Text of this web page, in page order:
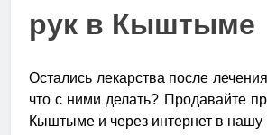
рук в Кыштыме
Остались лекарства после
что с ними делать? Продавайте
Кыштыме и через интернет в